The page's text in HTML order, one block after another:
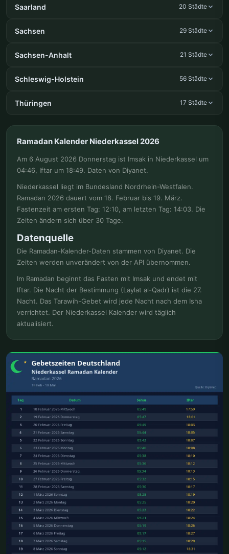
Saarland 20 Städte
Sachsen 29 Städte
Sachsen-Anhalt 21 Städte
Schleswig-Holstein 56 Städte
Thüringen 17 Städte
Ramadan Kalender Niederkassel 2026
Am 6 August 2026 Donnerstag ist Imsak in Niederkassel um
04:46, Iftar um 18:49. Daten von Diyanet.
Niederkassel liegt im Bundesland Nordrhein-Westfalen.
Ramadan 2026 dauert vom 18. Februar bis 19. März.
Fastenzeit am ersten Tag: 12:10, am letzten Tag: 14:03. Die
Zeiten ändern sich über 30 Tage.
Datenquelle
Die Ramadan-Kalender-Daten stammen von Diyanet. Die
Zeiten werden unverändert von der API übernommen.
Im Ramadan beginnt das Fasten mit Imsak und endet mit
Iftar. Die Nacht der Bestimmung (Laylat al-Qadr) ist die 27.
Nacht. Das Tarawih-Gebet wird jede Nacht nach dem Isha
verrichtet. Der Niederkassel Kalender wird täglich
aktualisiert.